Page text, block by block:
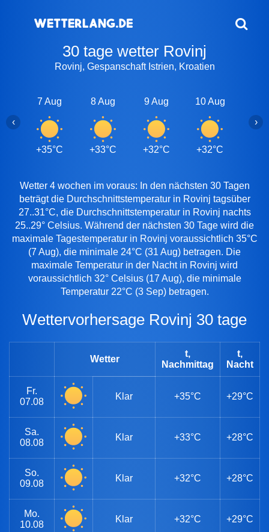
30 tage wetter Rovinj
Rovinj, Gespanschaft Istrien, Kroatien
7 Aug
+35°C
8 Aug
+33°C
9 Aug
+32°C
10 Aug
+32°C
‹ ›
Wetter 4 wochen im voraus: In den nächsten 30 Tagen
beträgt die Durchschnittstemperatur in Rovinj tagsüber
27..31°C, die Durchschnittstemperatur in Rovinj nachts
25..29° Celsius. Während der nächsten 30 Tage wird die
maximale Tagestemperatur in Rovinj voraussichtlich 35°C
(7 Aug), die minimale 24°C (31 Aug) betragen. Die
maximale Temperatur in der Nacht in Rovinj wird
voraussichtlich 32° Celsius (17 Aug), die minimale
Temperatur 22°C (3 Sep) betragen.
Wettervorhersage Rovinj 30 tage
Wetter
t,
Nachmittag
t,
Nacht
Fr.
07.08
Klar +35°C +29°C
Sa.
08.08
Klar +33°C +28°C
So.
09.08
Klar +32°C +28°C
Mo.
10.08
Klar +32°C +29°C